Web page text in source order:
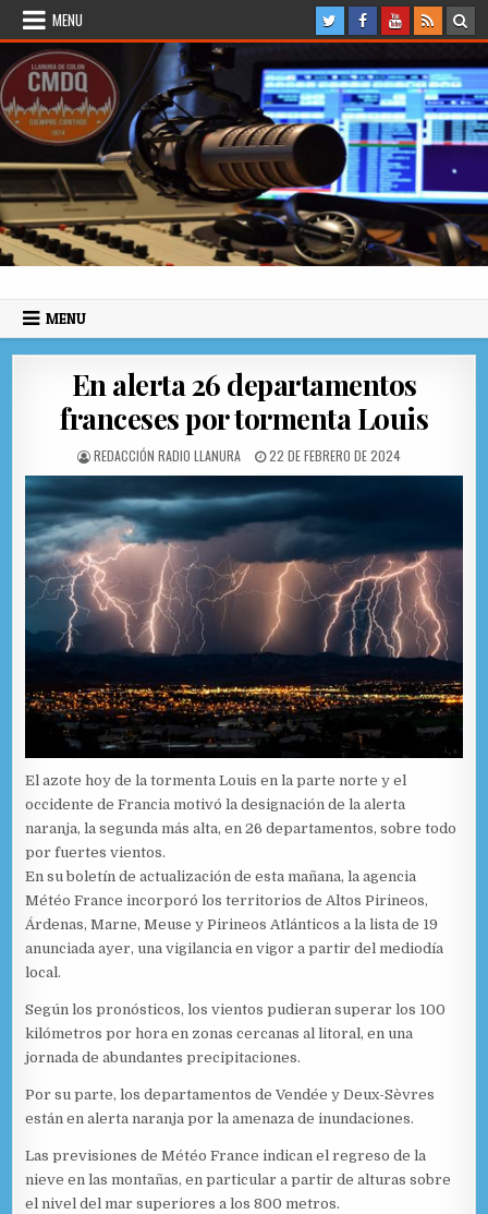
Skip to content
MENU
Radio Llanura de Colón
MENU
En alerta 26 departamentos
franceses por tormenta Louis
AUTHOR:
REDACCIÓN RADIO LLANURA PUBLISHED DATE:
22 DE FEBRERO DE 2024
El azote hoy de la tormenta Louis en la parte norte y el
occidente de Francia motivó la designación de la alerta
naranja, la segunda más alta, en 26 departamentos, sobre todo
por fuertes vientos.
En su boletín de actualización de esta mañana, la agencia
Météo France incorporó los territorios de Altos Pirineos,
Árdenas, Marne, Meuse y Pirineos Atlánticos a la lista de 19
anunciada ayer, una vigilancia en vigor a partir del mediodía
local.
Según los pronósticos, los vientos pudieran superar los 100
kilómetros por hora en zonas cercanas al litoral, en una
jornada de abundantes precipitaciones.
Por su parte, los departamentos de Vendée y Deux-Sèvres
están en alerta naranja por la amenaza de inundaciones.
Las previsiones de Météo France indican el regreso de la
nieve en las montañas, en particular a partir de alturas sobre
el nivel del mar superiores a los 800 metros.